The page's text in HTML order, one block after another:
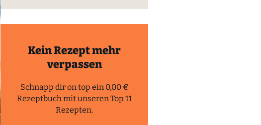
Kein Rezept mehr
verpassen
Schnapp dir on top ein 0,00 €
Rezeptbuch mit unseren Top 11
Rezepten.